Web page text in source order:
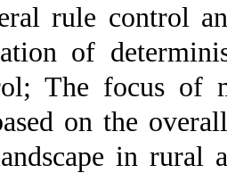
rule control
of
The focus of
on the
in rural